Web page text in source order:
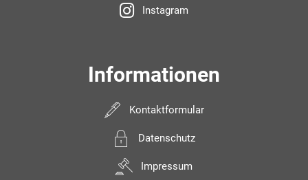
Instagram
Informationen
Kontaktformular
Datenschutz
Impressum